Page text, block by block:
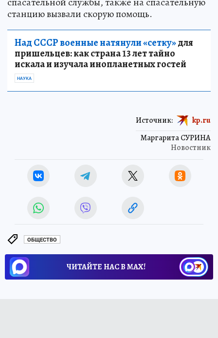
станцию вызвали скорую помощь.
Над СССР военные натянули «сетку»для
пришельцев: как страна 13 лет тайно
искала и изучала инопланетных гостей
НАУКА
Маргарита СУРИНА
Новостник
Источник: kp.ru
ОБЩЕСТВО
ЧИТАЙТЕ НАС В МАХ!